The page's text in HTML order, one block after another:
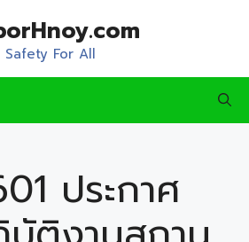
Safety For All
ประกาศ